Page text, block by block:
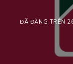
ĐÃ ĐĂNG TRÊN